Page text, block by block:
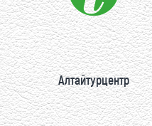
Алтайтурцентр